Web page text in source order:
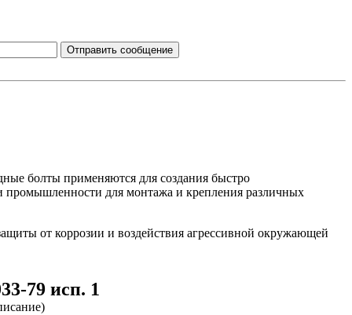
болты применяются для создания быстро
промышленности для монтажа и крепления различных
от коррозии и воздействия агрессивной окружающей
79 исп. 1